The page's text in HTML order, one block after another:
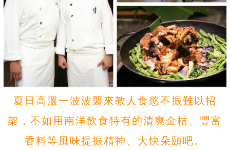
夏日高溫一波波襲來教人食慾不振難以招
架，不如用南洋飲食特有的清爽金桔、豐富
香料等風味提振精神、大快朵頤吧。